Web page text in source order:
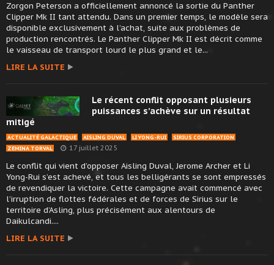
Zorgon Peterson a officiellement annoncé la sortie du Panther
Clipper Mk II tant attendu. Dans un premier temps, le modèle sera
disponible exclusivement à l’achat, suite aux problèmes de
production rencontrés. Le Panther Clipper Mk II est décrit comme
le vaisseau de transport lourd le plus grand et le...
LIRE LA SUITE
Le récent conflit opposant plusieurs
puissances s’achève sur un résultat
mitigé
ACTUALITÉ GALACTIQUE AISLING DUVAL LI YONG-RUI
SIRIUS CORPORATION
ZEMINA TORVAL
17 juillet 2025
Le conflit qui vient d’opposer Aisling Duval, Jerome Archer et Li
Yong-Rui s’est achevé, et tous les belligérants se sont empressés
de revendiquer la victoire. Cette campagne avait commencé avec
l’irruption de flottes fédérales et de forces de Sirius sur le
territoire d’Asling, plus précisément aux alentours de
Daikulcandi....
LIRE LA SUITE